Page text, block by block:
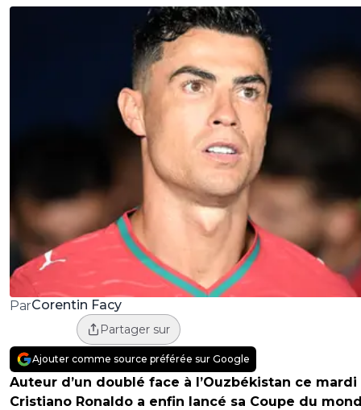
ParCorentin Facy
Partager sur
Ajouter comme source préférée sur Google
Auteur d’un doublé face à l’Ouzbékistan ce mardi
Cristiano Ronaldo a enfin lancé sa Coupe du